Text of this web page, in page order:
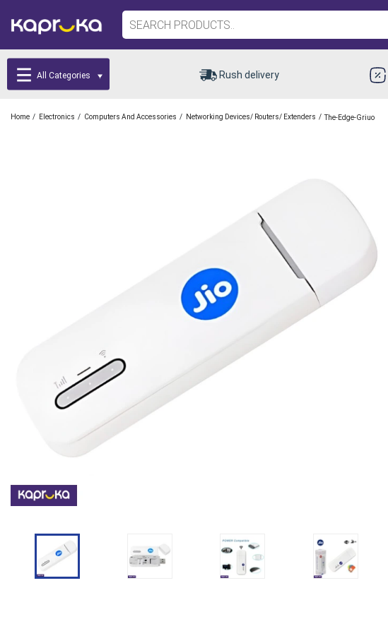
All Categories Rush delivery
Home / Electronics / Computers And Accessories / Networking Devices/ Routers/ Extenders / The-Edge-Griuo